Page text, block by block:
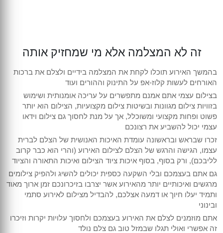
זה לא המצלמה אלא מי שמחזיק אותה
בהמשך האירוע תוכלו לקחת את המצלמה בידיים ולצלם את ברכות
האורחים לעשות קלוז-אפ על התינוק וההורים ועוד
בצילום עצמי אתם אמנם מתפשרים על עריכה אומנותית ושימוש
בזוויות צילום מגוונות ובשיטות צילום מקצועיות, הצילום הוא יותר
פשוט ופחות מקצועי ומשוכלל, אך על מנת לחסוך גם צילום וידאו
עצמי יכול להשביע את רצונכם
זכרו שבראש ובראשונה עומדת האיכות האנושית של הצלם לברית
עצמו, הגישה והרגש של הצלם לצילום האירוע (והרי הוא כבר קרוב
לליבכם), ורק בסוף, בסוף איכות ציוד הצילום ואיכות התאורה והציוד
גם אתם בעצמכם ובלי השקעה כספית יכולים להשיג ולהפיק צילומים
מרגשים ואיכותיים יותר מהאירוע אשר יצרבו בזיכרונכם זמן ארוך מאוד
ותמיד יעלו חיוך או דמעה אצלכם, להבדיל מצילום לאירוע סתמי
ובינוני
אתם מוזמנים לצלם את האירוע בעצמכם ולחסוך עלויות יקרות וזיכרו
זה אפשרי ואולי תגלו שבמזל טוב גם צלם נולד